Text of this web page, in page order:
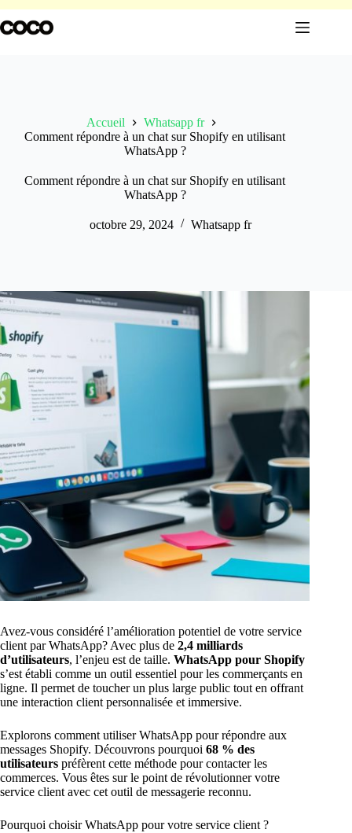
au
contenu
Accueil
Whatsapp fr
Comment répondre à un chat sur Shopify en utilisant
WhatsApp ?
Comment répondre à un chat sur Shopify en utilisant
WhatsApp ?
octobre 29, 2024 Whatsapp fr
Avez-vous considéré l’amélioration potentiel de votre service
client par WhatsApp? Avec plus de 2,4 milliards
d’utilisateurs, l’enjeu est de taille. WhatsApp pour Shopify
s’est établi comme un outil essentiel pour les commerçants en
ligne. Il permet de toucher un plus large public tout en offrant
une interaction client personnalisée et immersive.
Explorons comment utiliser WhatsApp pour répondre aux
messages Shopify. Découvrons pourquoi 68 % des
utilisateurs préfèrent cette méthode pour contacter les
commerces. Vous êtes sur le point de révolutionner votre
service client avec cet outil de messagerie reconnu.
Pourquoi choisir WhatsApp pour votre service client ?